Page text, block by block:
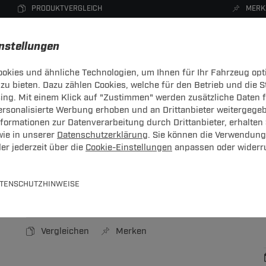
und ähnliche Technologien, um Ihnen für Ihr Fahrzeug
bieten. Dazu zählen Cookies, welche für den Betrieb und die
Mit einem Klick auf "Zustimmen" werden zusätzliche Daten
Werbung erhoben und an Drittanbieter
zur Datenverarbeitung durch Drittanbieter, erhalten
in unserer Datenschutzerklärung. Sie können die
jederzeit über die Cookie-Einstellungen anpassen oder
PRODUKTVERGLEICH
DACHBOXEN FAHRRADTRÄGER ZUBEHÖR
Vergleichen Merken